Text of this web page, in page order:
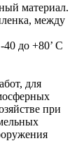
материал.
между
до +80’ C
для
при